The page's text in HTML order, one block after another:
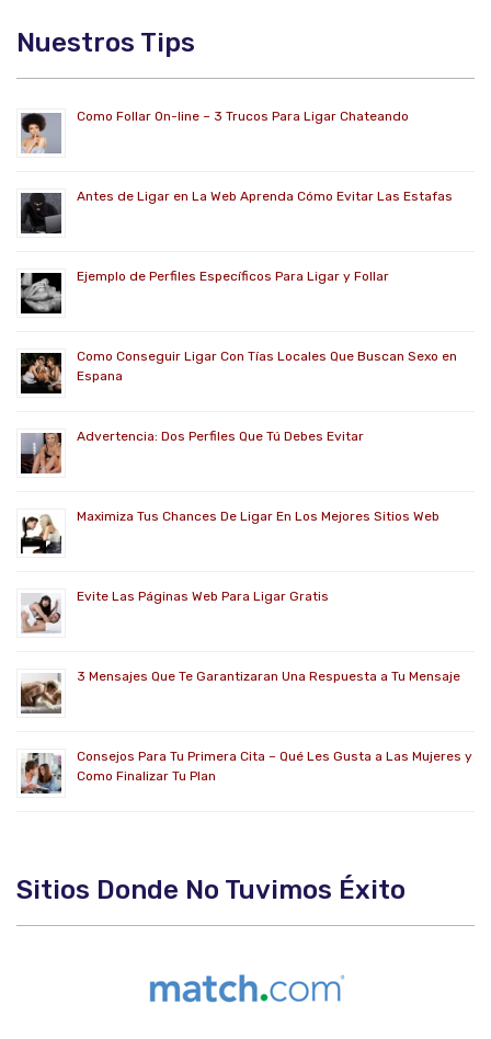
Nuestros Tips
Como Follar On-line – 3 Trucos Para Ligar Chateando
Antes de Ligar en La Web Aprenda Cómo Evitar Las Estafas
Ejemplo de Perfiles Específicos Para Ligar y Follar
Como Conseguir Ligar Con Tías Locales Que Buscan Sexo en
Espana
Advertencia: Dos Perfiles Que Tú Debes Evitar
Maximiza Tus Chances De Ligar En Los Mejores Sitios Web
Evite Las Páginas Web Para Ligar Gratis
3 Mensajes Que Te Garantizaran Una Respuesta a Tu Mensaje
Consejos Para Tu Primera Cita – Qué Les Gusta a Las Mujeres y
Como Finalizar Tu Plan
Sitios Donde No Tuvimos Éxito